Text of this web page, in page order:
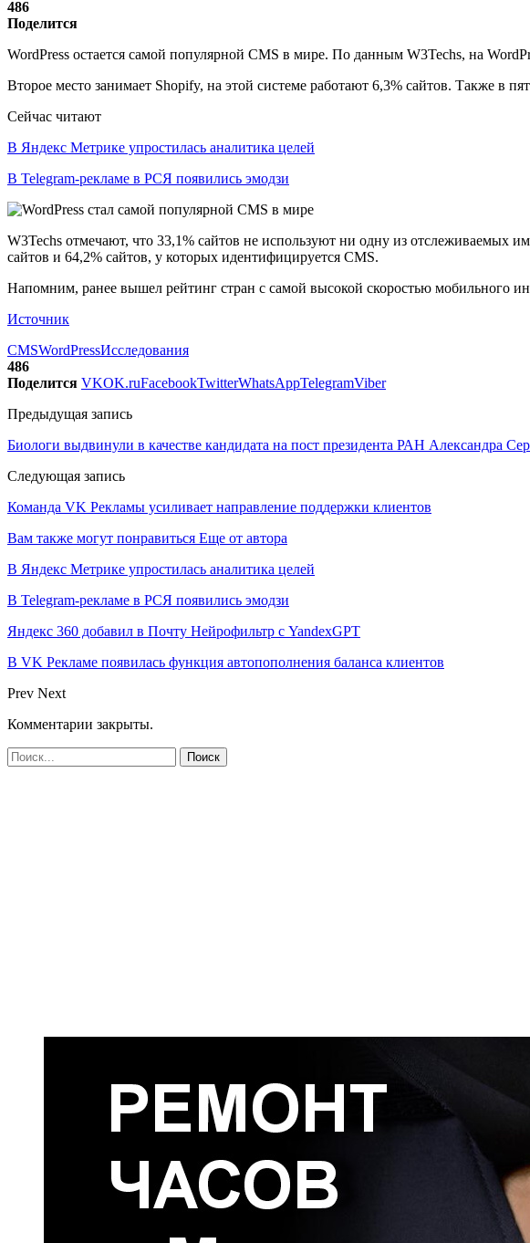
486
Поделится
WordPress остается самой популярной CMS в мире. По данным W3Techs, на
Второе место занимает Shopify, на этой системе работают 6,3% сайтов. Также в
Сейчас читают
В Яндекс Метрике упростилась аналитика целей
В Telegram-рекламе в РСЯ появились эмодзи
W3Techs отмечают, что 33,1% сайтов не используют ни одну из отслеживаемых
сайтов и 64,2% сайтов, у которых идентифицируется CMS.
Напомним, ранее вышел рейтинг стран с самой высокой скоростью мобильного
Источник
CMSWordPressИсследования
486
Поделится VKOK.ruFacebookTwitterWhatsAppTelegramViber
Предыдущая запись
Биологи выдвинули в качестве кандидата на пост президента РАН Александра
Следующая запись
Команда VK Рекламы усиливает направление поддержки клиентов
Вам также могут понравиться Еще от автора
В Яндекс Метрике упростилась аналитика целей
В Telegram-рекламе в РСЯ появились эмодзи
Яндекс 360 добавил в Почту Нейрофильтр с YandexGPT
В VK Рекламе появилась функция автопополнения баланса клиентов
Prev Next
Комментарии закрыты.